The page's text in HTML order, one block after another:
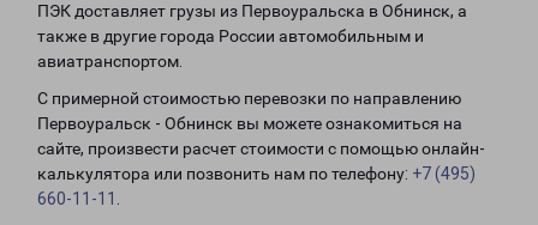
ПЭК доставляет грузы из Первоуральска в Обнинск, а
также в другие города России автомобильным и
авиатранспортом.
С примерной стоимостью перевозки по направлению
Первоуральск - Обнинск вы можете ознакомиться на
сайте, произвести расчет стоимости с помощью онлайн-
калькулятора или позвонить нам по телефону: +7 (495)
660-11-11